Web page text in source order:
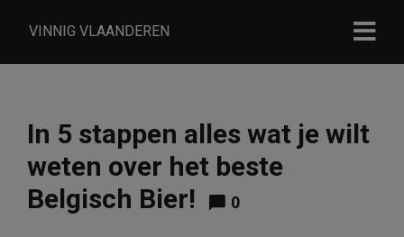
VINNIG VLAANDEREN
In 5 stappen alles wat je wilt
weten over het beste
Belgisch Bier!
0